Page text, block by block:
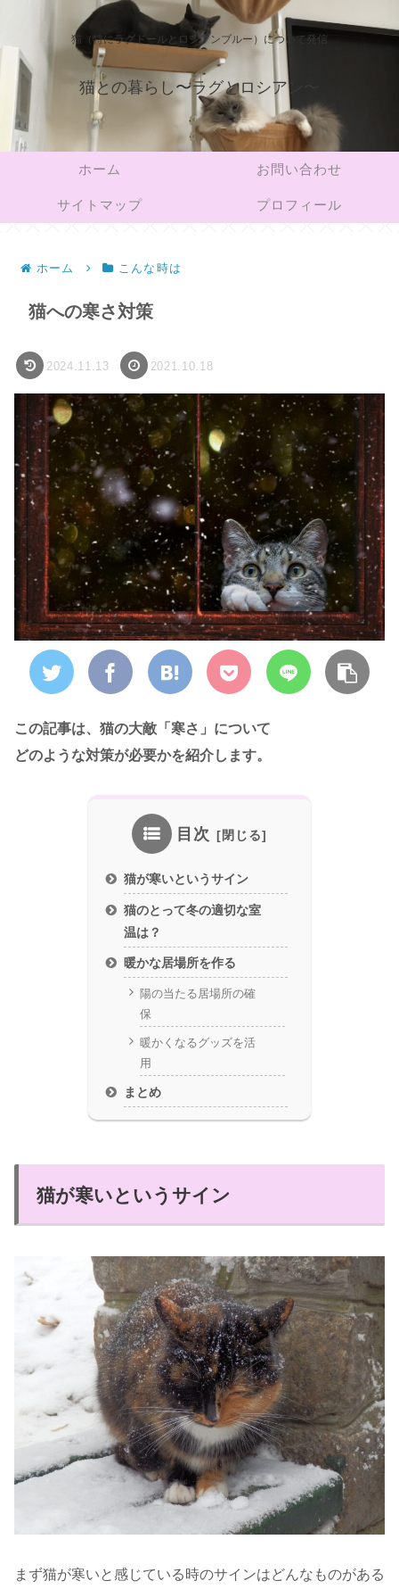
猫（特にラグドールとロシアンブルー）について発信
猫との暮らし〜ラグとロシアン〜
ホーム お問い合わせ
サイトマップ プロフィール
ホーム こんな時は
猫への寒さ対策
2024.11.13 2021.10.18
この記事は、猫の大敵「寒さ」について
どのような対策が必要かを紹介します。
目次
猫が寒いというサイン
猫のとって冬の適切な室
温は？
暖かな居場所を作る
陽の当たる居場所の確
保
暖かくなるグッズを活
用
まとめ
猫が寒いというサイン
まず猫が寒いと感じている時のサインはどんなものがある